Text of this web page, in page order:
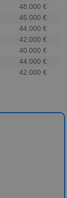
48.000 €
45.000 €
44.000 €
42.000 €
40.000 €
44.000 €
42.000 €